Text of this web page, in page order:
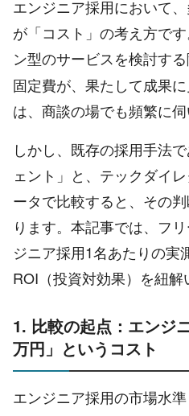
エンジニア採用において
が「コスト」の考え方で
ン型のサービスを検討する
固定費が、果たして成果
は、商談の場でも頻繁に伺
しかし、既存の採用手法
ェント」と、テックダイ
ータで比較すると、その
ります。本記事では、フ
ジニア採用1名あたりの実
ROI（投資対効果）を紐解
1. 比較の起点：エンジ
万円」というコスト
エンジニア採用の市場水